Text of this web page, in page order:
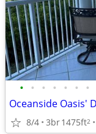
• • • • • • •
Oceanside Oasis'
8/4 3br1475ft2